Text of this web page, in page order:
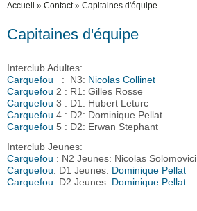
Vous êtes ici
Accueil » Contact» Capitaines d'équipe
Capitaines d'équipe
Interclub Adultes:
Carquefou : N3: Nicolas Collinet
Carquefou 2 : R1: Gilles Rosse
Carquefou 3 : D1: Hubert Leturc
Carquefou 4 : D2: Dominique Pellat
Carquefou 5 : D2: Erwan Stephant
Interclub Jeunes:
Carquefou : N2 Jeunes: Nicolas Solomovici
Carquefou: D1 Jeunes: Dominique Pellat
Carquefou: D2 Jeunes: Dominique Pellat